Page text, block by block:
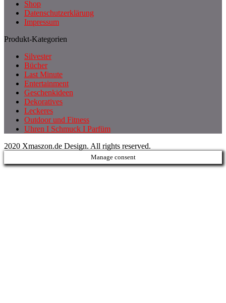
Shop
Datenschutzerklärung
Impressum
Produkt-Kategorien
Silvester
Bücher
Last Minute
Entertainment
Geschenkideen
Dekoratives
Leckeres
Outdoor und Fitness
Uhren I Schmuck I Parfüm
2020 Xmaszon.de Design. All rights reserved.
Manage consent